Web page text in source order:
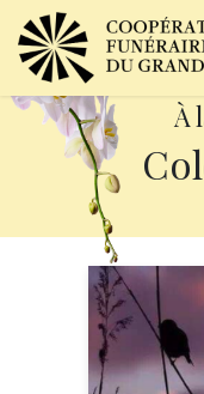
À